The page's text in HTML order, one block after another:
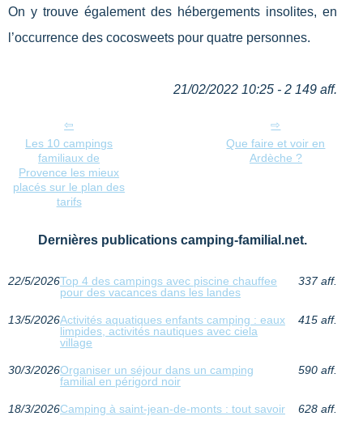
On y trouve également des hébergements insolites, en
l’occurrence des cocosweets pour quatre personnes.
21/02/2022 10:25 - 2 149 aff.
Les 10 campings
familiaux de
Provence les mieux
placés sur le plan des
tarifs
Que faire et voir en
Ardèche ?
Dernières publications camping-familial.net.
22/5/2026Top 4 des campings avec piscine chauffee
pour des vacances dans les landes
337 aff.
13/5/2026Activités aquatiques enfants camping : eaux
limpides, activités nautiques avec ciela
village
415 aff.
30/3/2026Organiser un séjour dans un camping
familial en périgord noir
590 aff.
18/3/2026Camping à saint-jean-de-monts : tout savoir 628 aff.